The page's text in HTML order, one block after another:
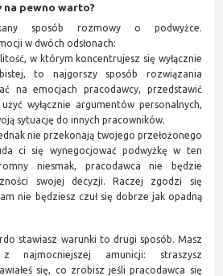
na pewno warto?
sposób rozmowy o podwyżce.
w dwóch odsłonach:
w którym koncentrujesz się wyłącznie
to najgorszy sposób rozwiązania
na emocjach pracodawcy, przedstawić
wyłącznie argumentów personalnych,
sytuację do innych pracowników.
nie przekonają twojego przełożonego
ci się wynegocjować podwyżkę w ten
niesmak, pracodawca nie będzie
swojej decyzji. Raczej zgodzi się
nie będziesz czuł się dobrze jak opadną
stawiasz warunki to drugi sposób. Masz
amunicji: straszysz
się, co zrobisz jeśli pracodawca się